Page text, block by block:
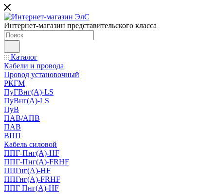
Интернет-магазин представительского класса
Каталог
Кабели и провода
Провод установочный
РКГМ
ПуГВнг(А)-LS
ПуВнг(А)-LS
ПуВ
ПАВ/АПВ
ПАВ
ВПП
Кабель силовой
ППГ-Пнг(А)-HF
ППГ-Пнг(А)-FRHF
ППГнг(А)-HF
ППГнг(А)-FRHF
ППГ Пнг(А)-HF